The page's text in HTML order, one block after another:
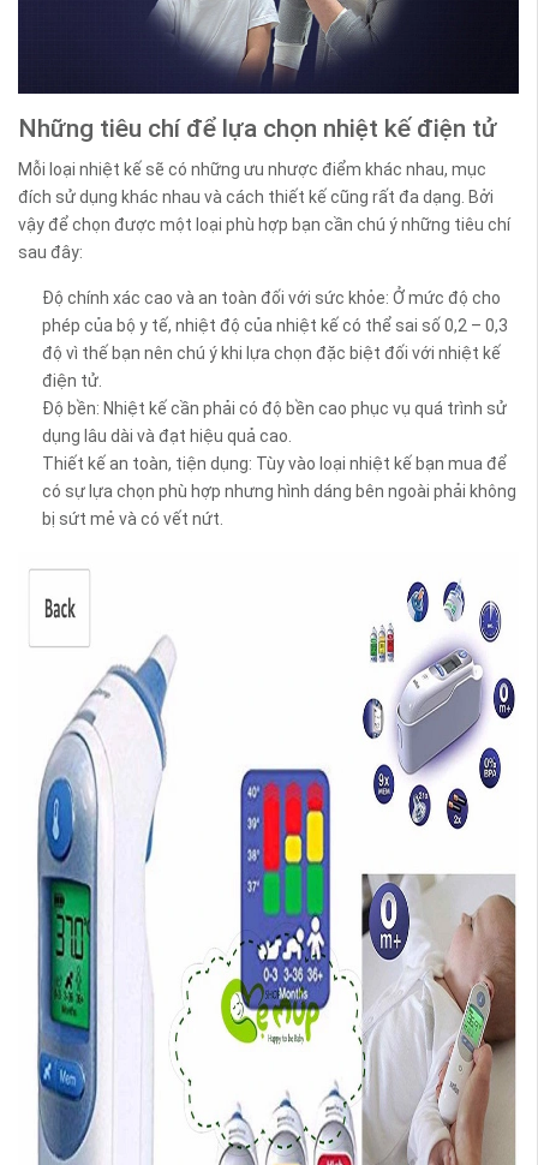
Những tiêu chí để lựa chọn nhiệt kế điện tử
Mỗi loại nhiệt kế sẽ có những ưu nhược điểm khác nhau, mục
đích sử dụng khác nhau và cách thiết kế cũng rất đa dạng. Bởi
vậy để chọn được một loại phù hợp bạn cần chú ý những tiêu chí
sau đây:
Độ chính xác cao và an toàn đối với sức khỏe: Ở mức độ cho
phép của bộ y tế, nhiệt độ của nhiệt kế có thể sai số 0,2 – 0,3
độ vì thế bạn nên chú ý khi lựa chọn đặc biệt đối với nhiệt kế
điện tử.
Độ bền: Nhiệt kế cần phải có độ bền cao phục vụ quá trình sử
dụng lâu dài và đạt hiệu quả cao.
Thiết kế an toàn, tiện dụng: Tùy vào loại nhiệt kế bạn mua để
có sự lựa chọn phù hợp nhưng hình dáng bên ngoài phải không
bị sứt mẻ và có vết nứt.